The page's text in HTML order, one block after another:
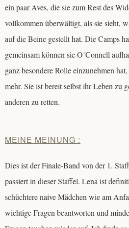
ein paar Aves, die sie zum Rest des
vollkommen überwältigt, als sie sieht,
auf die Beine gestellt hat. Die Camps
gemeinsam können sie O´Connell
ganz besondere Rolle einzunehmen
mehr. Sie ist bereit selbst ihr Leben zu
anderen zu retten.
MEINE MEINUNG :
Dies ist der Finale-Band von der 1.
passiert in dieser Staffel. Lena ist
schüchtere naive Mädchen wie am
wichtige Fragen beantworten und